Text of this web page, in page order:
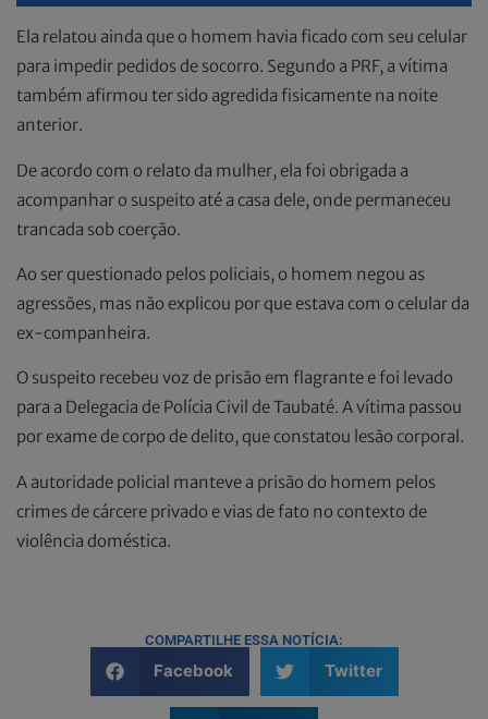
Ela relatou ainda que o homem havia ficado com seu celular
para impedir pedidos de socorro. Segundo a PRF, a vítima
também afirmou ter sido agredida fisicamente na noite
anterior.
De acordo com o relato da mulher, ela foi obrigada a
acompanhar o suspeito até a casa dele, onde permaneceu
trancada sob coerção.
Ao ser questionado pelos policiais, o homem negou as
agressões, mas não explicou por que estava com o celular da
ex-companheira.
O suspeito recebeu voz de prisão em flagrante e foi levado
para a Delegacia de Polícia Civil de Taubaté. A vítima passou
por exame de corpo de delito, que constatou lesão corporal.
A autoridade policial manteve a prisão do homem pelos
crimes de cárcere privado e vias de fato no contexto de
violência doméstica.
COMPARTILHE ESSA NOTÍCIA:
Facebook Twitter